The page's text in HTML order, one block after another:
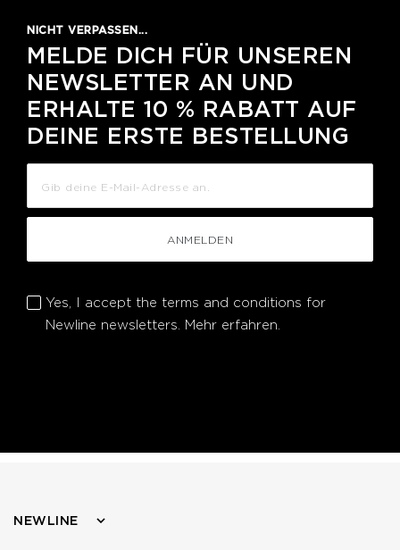
NICHT VERPASSEN...
MELDE DICH FÜR UNSEREN
NEWSLETTER AN UND
ERHALTE 10 % RABATT AUF
DEINE ERSTE BESTELLUNG
ANMELDEN
Yes, I accept the terms and conditions for
Newline newsletters. Mehr erfahren.
NEWLINE